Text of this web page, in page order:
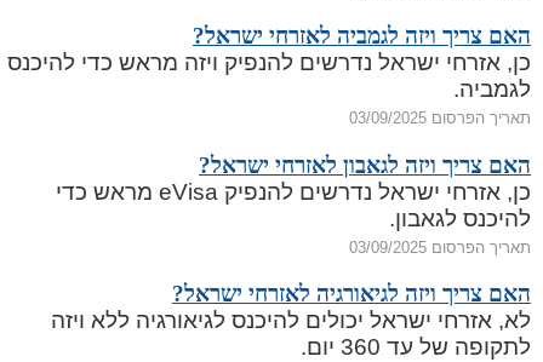
האם צריך ויזה לגמביה לאזרחי ישראל?
כן, אזרחי ישראל נדרשים להנפיק ויזה מראש כדי להיכנס
לגמביה.
תאריך הפרסום 03/09/2025
האם צריך ויזה לגאבון לאזרחי ישראל?
כן, אזרחי ישראל נדרשים להנפיק eVisa מראש כדי
להיכנס לגאבון.
תאריך הפרסום 03/09/2025
האם צריך ויזה לגיאורגיה לאזרחי ישראל?
לא, אזרחי ישראל יכולים להיכנס לגיאורגיה ללא ויזה
לתקופה של עד 360 יום.